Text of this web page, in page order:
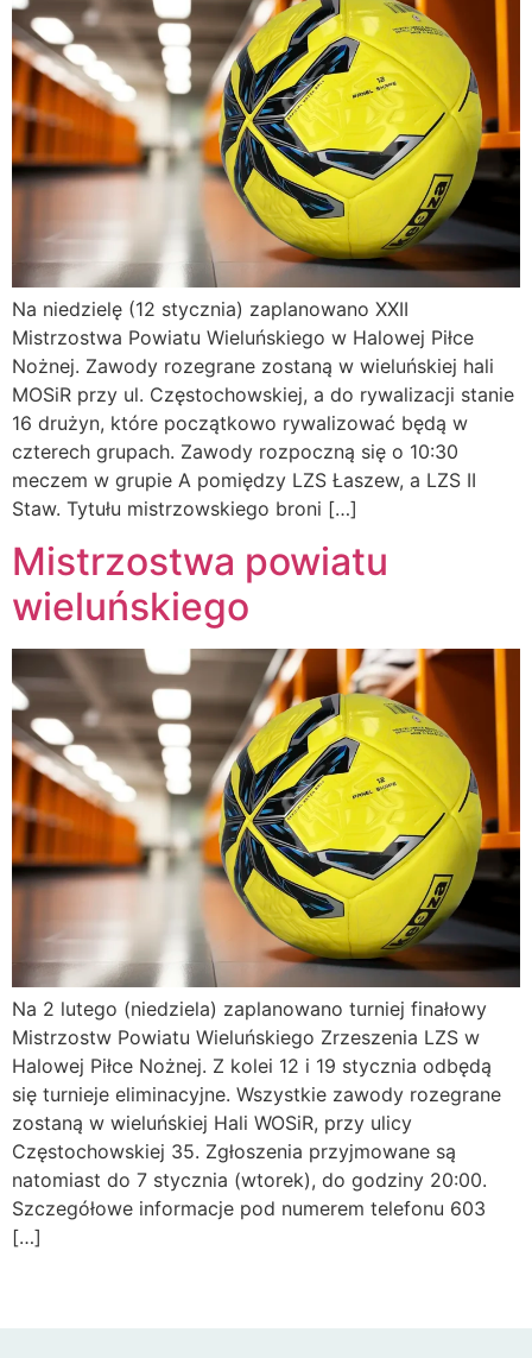
Na niedzielę (12 stycznia) zaplanowano XXII
Mistrzostwa Powiatu Wieluńskiego w Halowej Piłce
Nożnej. Zawody rozegrane zostaną w wieluńskiej hali
MOSiR przy ul. Częstochowskiej, a do rywalizacji stanie
16 drużyn, które początkowo rywalizować będą w
czterech grupach. Zawody rozpoczną się o 10:30
meczem w grupie A pomiędzy LZS Łaszew, a LZS II
Staw. Tytułu mistrzowskiego broni […]
Mistrzostwa powiatu
wieluńskiego
Na 2 lutego (niedziela) zaplanowano turniej finałowy
Mistrzostw Powiatu Wieluńskiego Zrzeszenia LZS w
Halowej Piłce Nożnej. Z kolei 12 i 19 stycznia odbędą
się turnieje eliminacyjne. Wszystkie zawody rozegrane
zostaną w wieluńskiej Hali WOSiR, przy ulicy
Częstochowskiej 35. Zgłoszenia przyjmowane są
natomiast do 7 stycznia (wtorek), do godziny 20:00.
Szczegółowe informacje pod numerem telefonu 603
[…]